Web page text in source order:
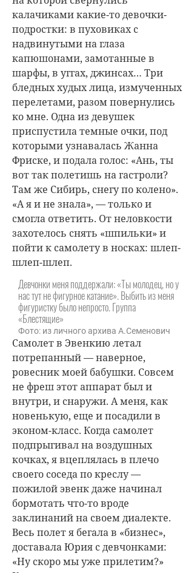
калачиками какие-то девочки-
подростки: в пуховиках с
надвинутыми на глаза
капюшонами, замотанные в
шарфы, в уггах, джинсах… Три
бледных худых лица, измученных
перелетами, разом повернулись
ко мне. Одна из девушек
приспустила темные очки, под
которыми узнавалась Жанна
Фриске, и подала голос: «Ань, ты
вот так полетишь на гастроли?
Там же Сибирь, снегу по колено».
«А я и не знала», — только и
смогла ответить. От неловкости
захотелось снять «шпильки» и
пойти к самолету в носках: шлеп-
шлеп-шлеп.
Девчонки меня поддержали: «Ты молодец, но у
нас тут не фигурное катание». Выбить из меня
фигуристку было непросто. Группа
«Блестящие»
Фото: из личного архива А.Семенович
Самолет в Эвенкию летал
потрепанный — наверное,
ровесник моей бабушки. Совсем
не фреш этот аппарат был и
внутри, и снаружи. А меня, как
новенькую, еще и посадили в
эконом-класс. Когда самолет
подпрыгивал на воздушных
кочках, я вцеплялась в плечо
своего соседа по креслу —
пожилой эвенк даже начинал
бормотать что-то вроде
заклинаний на своем диалекте.
Весь полет я бегала в «бизнес»,
доставала Юрия с девчонками:
«Ну скоро мы уже прилетим?»